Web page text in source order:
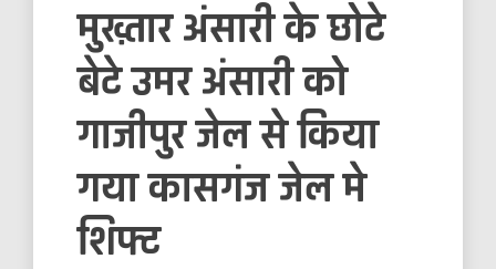
मुख़्तार अंसारी के छोटे
बेटे उमर अंसारी को
गाजीपुर जेल से किया
गया कासगंज जेल मे
शिफ्ट